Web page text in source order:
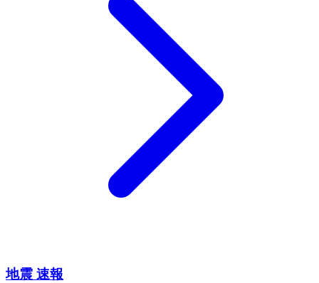
地震 速報